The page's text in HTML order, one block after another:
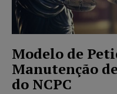
Modelo de
Manutenção
do NCPC